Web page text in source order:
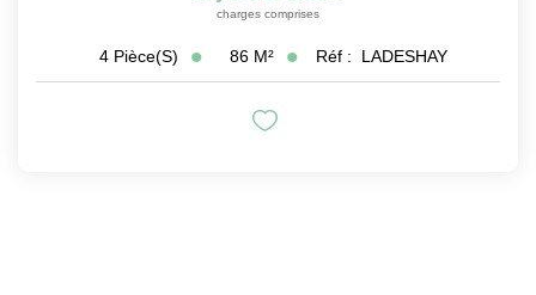
charges comprises
4 Pièce(s) 86 M² Réf : LADESHAY